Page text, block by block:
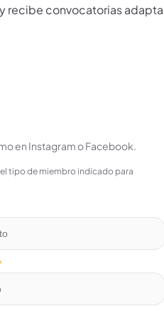
recibe convocatorias
en Instagram o Facebook.
tipo de miembro indicado para